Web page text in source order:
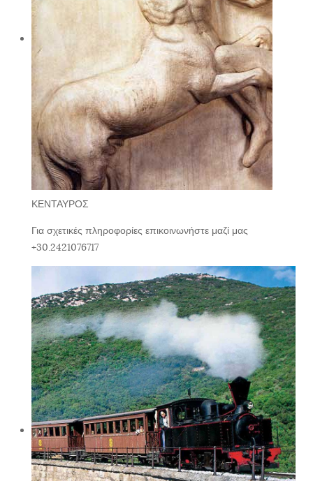
ΚΕΝΤΑΥΡΟΣ
Για σχετικές πληροφορίες επικοινωνήστε μαζί μας
+30.2421076717